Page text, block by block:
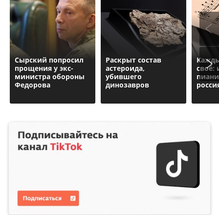
Сырский попросил
прощения у экс-
министра обороны
Федорова
Раскрыт состав
астероида,
убившего
динозавров
своё: